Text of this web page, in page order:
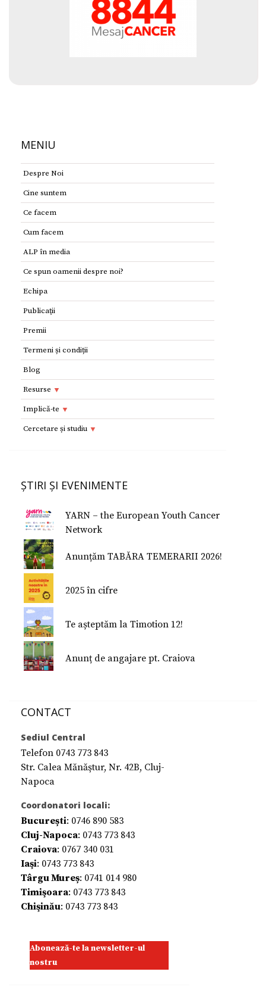
MENIU
Despre Noi
Cine suntem
Ce facem
Cum facem
ALP în media
Ce spun oamenii despre noi?
Echipa
Publicaţii
Premii
Termeni și condiții
Blog
Resurse
Resurse
Adolescenţi şi tineri
Formularul E 112
Implică-te
Implică-te
Donează
Cercetare și studiu
Conferinţe Medicale
Studiu Temerarii
Nu Mi-e Frică!
ȘTIRI ȘI EVENIMENTE
YARN – the European Youth Cancer
Network
Anunțăm TABĂRA TEMERARII 2026!
2025 în cifre
Te așteptăm la Timotion 12!
Anunț de angajare pt. Craiova
CONTACT
Sediul Central
Telefon 0743 773 843
Str. Calea Mănăştur, Nr. 42B, Cluj-
Napoca
Coordonatori locali:
București: 0746 890 583
Cluj-Napoca: 0743 773 843
Craiova: 0767 340 031
Iaşi: 0743 773 843
Târgu Mureș: 0741 014 980
Timişoara: 0743 773 843
Chişinău: 0743 773 843
Abonează-te la newsletter-ul
nostru